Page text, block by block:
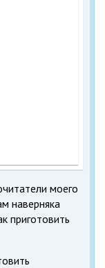
моего
наверняка
приготовить